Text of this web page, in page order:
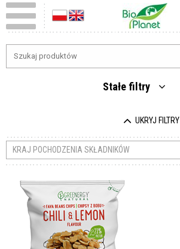
Stałe filtry
UKRYJ FILTRY
KRAJ POCHODZENIA SKŁADNIKÓW